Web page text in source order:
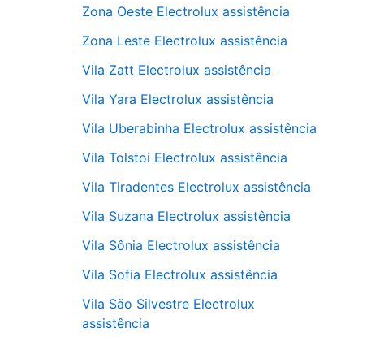
Zona Oeste Electrolux assistência
Zona Leste Electrolux assistência
Vila Zatt Electrolux assistência
Vila Yara Electrolux assistência
Vila Uberabinha Electrolux assistência
Vila Tolstoi Electrolux assistência
Vila Tiradentes Electrolux assistência
Vila Suzana Electrolux assistência
Vila Sônia Electrolux assistência
Vila Sofia Electrolux assistência
Vila São Silvestre Electrolux
assistência